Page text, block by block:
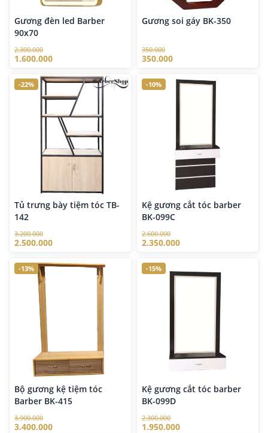
Gương đèn led Barber
90x70
2.300.000
1.600.000
Gương soi gáy BK-350
350.000
350.000
-22%
Tủ trưng bày tiệm tóc TB-
142
3.200.000
2.500.000
-10%
Kệ gương cắt tóc barber
BK-099C
2.600.000
2.350.000
-13%
Bộ gương kệ tiệm tóc
Barber BK-415
3.900.000
3.400.000
-15%
Kệ gương cắt tóc barber
BK-099D
2.300.000
1.950.000